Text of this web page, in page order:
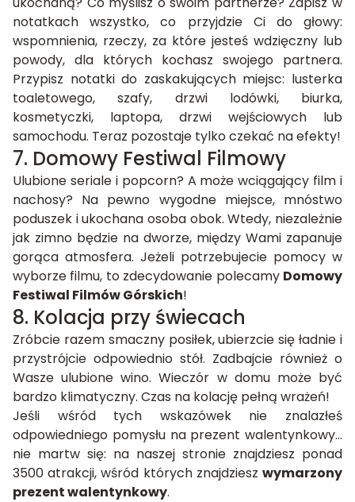
notatkach wszystko, co przyjdzie Ci do głowy:
wspomnienia, rzeczy, za które jesteś wdzięczny lub
powody, dla których kochasz swojego partnera.
Przypisz notatki do zaskakujących miejsc: lusterka
toaletowego, szafy, drzwi lodówki, biurka,
kosmetyczki, laptopa, drzwi wejściowych lub
samochodu. Teraz pozostaje tylko czekać na efekty!
7. Domowy Festiwal Filmowy
Ulubione seriale i popcorn? A może wciągający film i
nachosy? Na pewno wygodne miejsce, mnóstwo
poduszek i ukochana osoba obok. Wtedy, niezależnie
jak zimno będzie na dworze, między Wami zapanuje
gorąca atmosfera. Jeżeli potrzebujecie pomocy w
wyborze filmu, to zdecydowanie polecamy Domowy
Festiwal Filmów Górskich!
8. Kolacja przy świecach
Zróbcie razem smaczny posiłek, ubierzcie się ładnie i
przystrójcie odpowiednio stół. Zadbajcie również o
Wasze ulubione wino. Wieczór w domu może być
bardzo klimatyczny. Czas na kolację pełną wrażeń!
Jeśli wśród tych wskazówek nie znalazłeś
odpowiedniego pomysłu na prezent walentynkowy…
nie martw się: na naszej stronie znajdziesz ponad
3500 atrakcji, wśród których znajdziesz wymarzony
prezent walentynkowy.